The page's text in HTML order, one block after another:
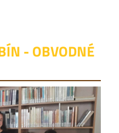
- OBVODNÉ